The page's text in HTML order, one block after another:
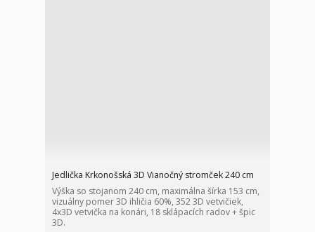
Jedlička Krkonošská 3D Vianočný stromček 240 cm
Výška so stojanom 240 cm, maximálna šírka 153 cm,
vizuálny pomer 3D ihličia 60%, 352 3D vetvičiek,
4x3D vetvička na konári, 18 sklápacích radov + špic
3D.